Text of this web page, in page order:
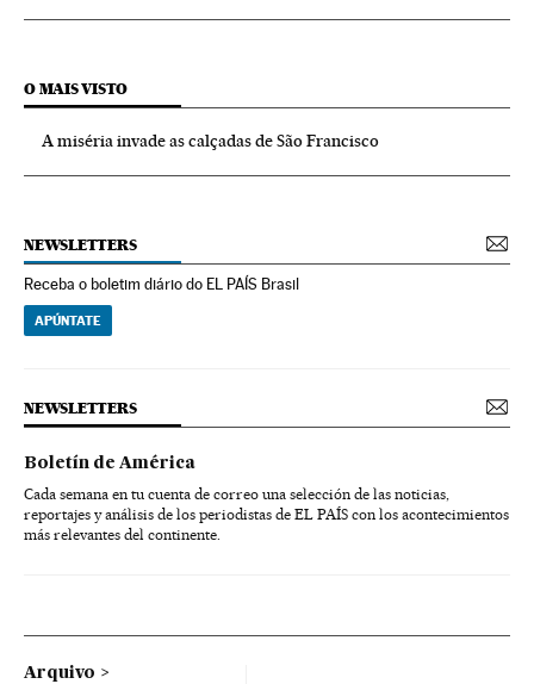
O MAIS VISTO
A miséria invade as calçadas de São Francisco
NEWSLETTERS
Receba o boletim diário do EL PAÍS Brasil
APÚNTATE
NEWSLETTERS
Boletín de América
Cada semana en tu cuenta de correo una selección de las noticias,
reportajes y análisis de los periodistas de EL PAÍS con los acontecimientos
más relevantes del continente.
Arquivo